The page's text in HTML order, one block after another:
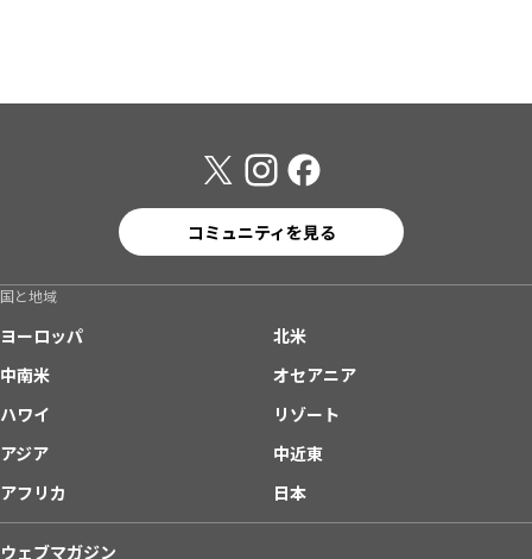
コミュニティを見る
国と地域
ヨーロッパ
北米
中南米
オセアニア
ハワイ
リゾート
アジア
中近東
アフリカ
日本
ウェブマガジン